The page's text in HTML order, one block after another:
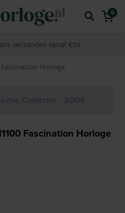
0
verzonden vanaf €50
Horloge
Fascination Horloge